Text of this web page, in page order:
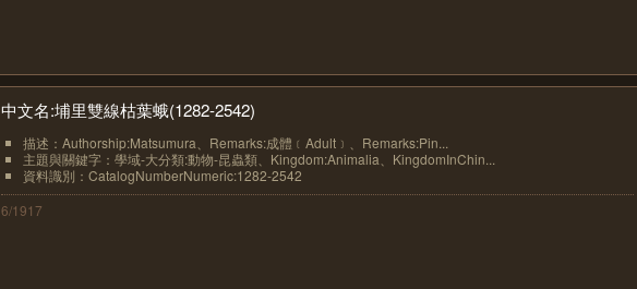
中文名:埔里雙線枯葉蛾(1282-2542)
描述：Authorship:Matsumura、Remarks:成體﹝Adult﹞、Remarks:Pin...
主題與關鍵字：學域-大分類:動物-昆蟲類、Kingdom:Animalia、KingdomInChin...
資料識別：CatalogNumberNumeric:1282-2542
6/1917